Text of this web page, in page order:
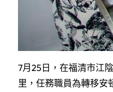
7月25日，在福清市江
里，任務職員為轉移安